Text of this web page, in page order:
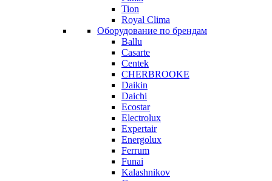
Tion
Royal Clima
Оборудование по брендам
Ballu
Casarte
Centek
CHERBROOKE
Daikin
Daichi
Ecostar
Electrolux
Expertair
Energolux
Ferrum
Funai
Kalashnikov